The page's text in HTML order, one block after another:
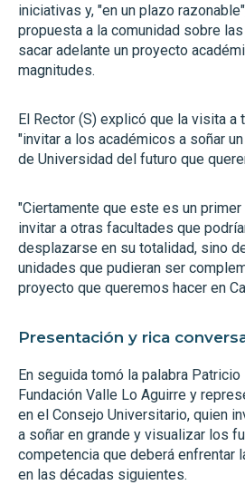
iniciativas y, "en un plazo
propuesta a la comunidad sobre
sacar adelante un proyecto
magnitudes.
El Rector (S) explicó que la visita a
"invitar a los académicos a soñar
de Universidad del futuro que
"Ciertamente que este es un
invitar a otras facultades que
desplazarse en su totalidad, sino
unidades que pudieran ser
proyecto que queremos hacer en
Presentación y rica
En seguida tomó la palabra
Fundación Valle Lo Aguirre y
en el Consejo Universitario, quien
a soñar en grande y visualizar los
competencia que deberá enfrentar
en las décadas siguientes.